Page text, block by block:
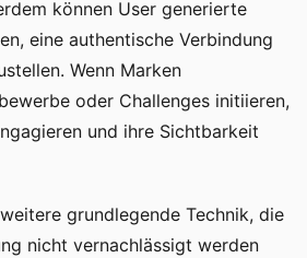
können User generierte
eine authentische Verbindung
Wenn Marken
oder Challenges initiieren,
und ihre Sichtbarkeit
grundlegende Technik, die
nicht vernachlässigt werden